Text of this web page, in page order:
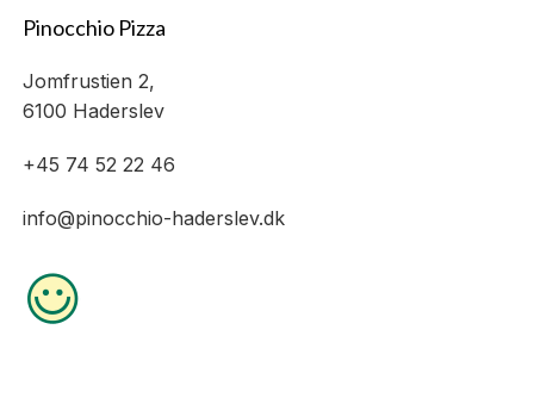
Pinocchio Pizza
Jomfrustien 2,
6100 Haderslev
+45 74 52 22 46
info@pinocchio-haderslev.dk